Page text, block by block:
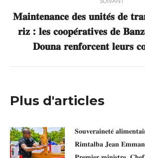
Article
suivant
𝐌𝐚𝐢𝐧𝐭𝐞𝐧𝐚𝐧𝐜𝐞 𝐝𝐞𝐬 𝐮𝐧𝐢𝐭𝐞́𝐬 𝐝𝐞
𝐫𝐢𝐳 : 𝐥𝐞𝐬 𝐜𝐨𝐨𝐩𝐞́𝐫𝐚𝐭𝐢𝐯𝐞𝐬 𝐝𝐞
𝐃𝐨𝐮𝐧𝐚 𝐫𝐞𝐧𝐟𝐨𝐫𝐜𝐞𝐧𝐭 𝐥𝐞𝐮𝐫𝐬
Plus d'articles
𝐒𝐨𝐮𝐯𝐞𝐫𝐚𝐢𝐧𝐞𝐭𝐞́
𝐑𝐢𝐦𝐭𝐚𝐥𝐛𝐚 𝐉𝐞𝐚𝐧